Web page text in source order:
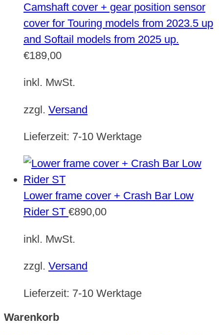
Camshaft cover + gear position sensor
cover for Touring models from 2023.5 up
and Softail models from 2025 up.
€189,00
inkl. MwSt.
zzgl. Versand
Lieferzeit: 7-10 Werktage
Lower frame cover + Crash Bar Low
Rider ST €890,00
inkl. MwSt.
zzgl. Versand
Lieferzeit: 7-10 Werktage
Warenkorb